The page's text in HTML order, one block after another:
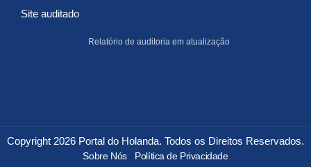
Site auditado
Relatório de auditoria em atualização
Copyright 2026 Portal do Holanda. Todos os Direitos Reservados.
Sobre Nós Política de Privacidade